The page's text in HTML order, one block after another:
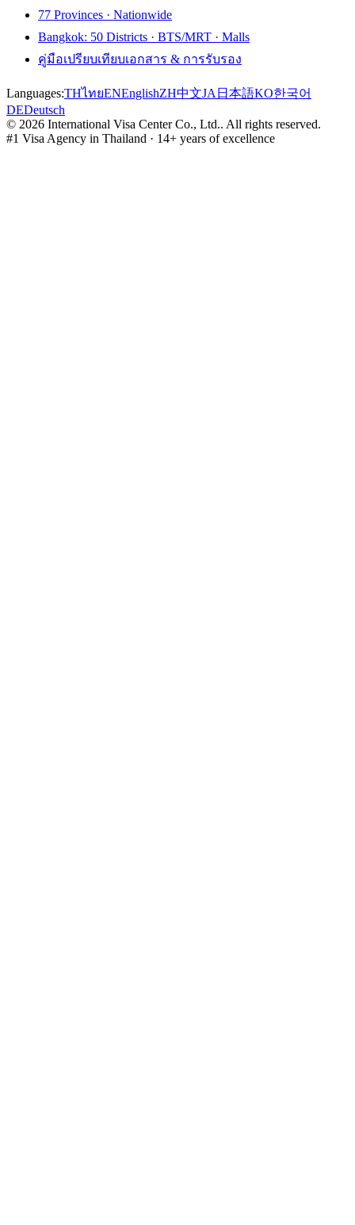
77 Provinces · Nationwide
Bangkok: 50 Districts · BTS/MRT · Malls
คู่มือเปรียบเทียบเอกสาร & การรับรอง
Languages:THไทยENEnglishZH中文JA 日本語KO한국어
DEDeutsch
© 2026 International Visa Center Co., Ltd.. All rights reserved.
#1 Visa Agency in Thailand · 14+ years of excellence